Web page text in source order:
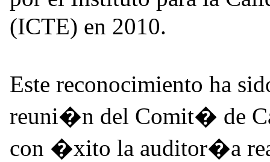
(ICTE) en 2010.
Este reconocimiento ha
reuni�n del Comit� de
con �xito la auditor�a